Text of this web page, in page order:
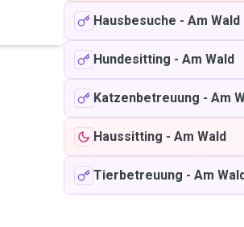
Hausbesuche - Am Wald
Hundesitting - Am Wald
Katzenbetreuung - Am
Haussitting - Am Wald
Tierbetreuung - Am